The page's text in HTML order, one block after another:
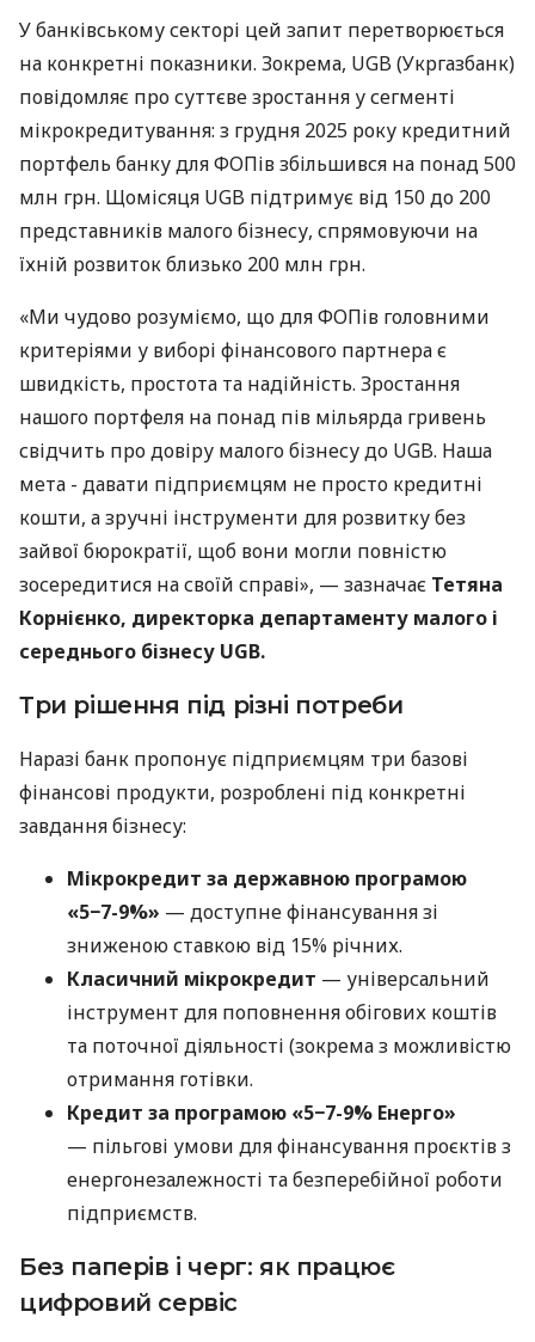
У банківському секторі цей запит перетворюється
на конкретні показники. Зокрема, UGB (Укргазбанк)
повідомляє про суттєве зростання у сегменті
мікрокредитування: з грудня 2025 року кредитний
портфель банку для ФОПів збільшився на понад 500
млн грн. Щомісяця UGB підтримує від 150 до 200
представників малого бізнесу, спрямовуючи на
їхній розвиток близько 200 млн грн.
«Ми чудово розуміємо, що для ФОПів головними
критеріями у виборі фінансового партнера є
швидкість, простота та надійність. Зростання
нашого портфеля на понад пів мільярда гривень
свідчить про довіру малого бізнесу до UGB. Наша
мета - давати підприємцям не просто кредитні
кошти, а зручні інструменти для розвитку без
зайвої бюрократії, щоб вони могли повністю
зосередитися на своїй справі», — зазначає Тетяна
Корнієнко, директорка департаменту малого і
середнього бізнесу UGB.
Три рішення під різні потреби
Наразі банк пропонує підприємцям три базові
фінансові продукти, розроблені під конкретні
завдання бізнесу:
Мікрокредит за державною програмою
«5−7-9%» — доступне фінансування зі
зниженою ставкою від 15% річних.
Класичний мікрокредит — універсальний
інструмент для поповнення обігових коштів
та поточної діяльності (зокрема з можливістю
отримання готівки.
Кредит за програмою «5−7-9% Енерго»
— пільгові умови для фінансування проєктів з
енергонезалежності та безперебійної роботи
підприємств.
Без паперів і черг: як працює
цифровий сервіс